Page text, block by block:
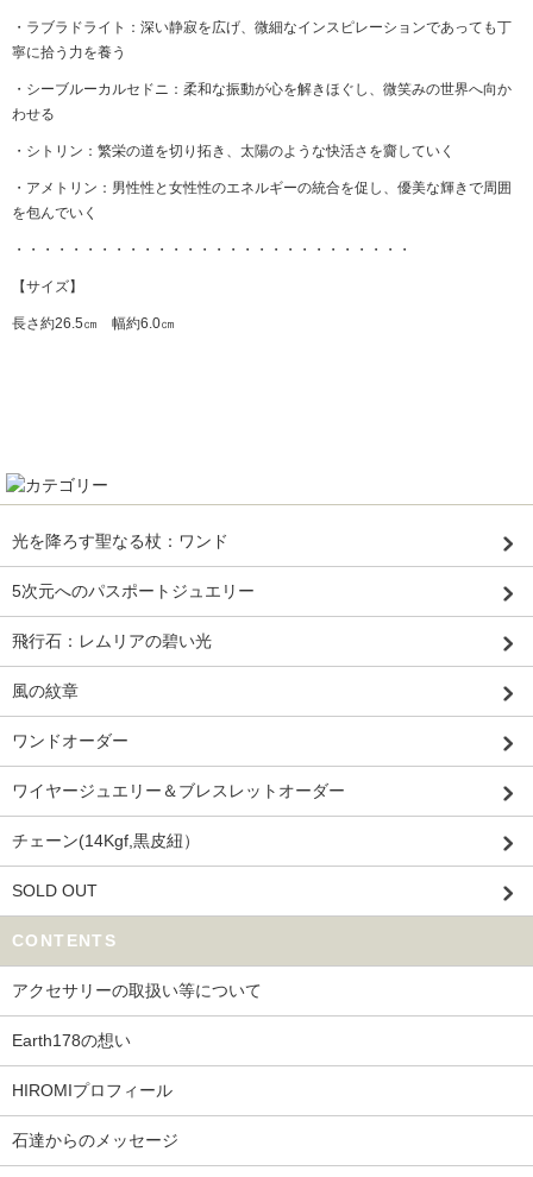
・ラブラドライト：深い静寂を広げ、微細なインスピレーションであっても丁
寧に拾う力を養う
・シーブルーカルセドニ：柔和な振動が心を解きほぐし、微笑みの世界へ向か
わせる
・シトリン：繁栄の道を切り拓き、太陽のような快活さを齎していく
・アメトリン：男性性と女性性のエネルギーの統合を促し、優美な輝きで周囲
を包んでいく
・・・・・・・・・・・・・・・・・・・・・・・・・・・・
【サイズ】
長さ約26.5㎝ 幅約6.0㎝
光を降ろす聖なる杖：ワンド
5次元へのパスポートジュエリー
飛行石：レムリアの碧い光
風の紋章
ワンドオーダー
ワイヤージュエリー＆ブレスレットオーダー
チェーン(14Kgf,黒皮紐）
SOLD OUT
CONTENTS
アクセサリーの取扱い等について
Earth178の想い
HIROMIプロフィール
石達からのメッセージ